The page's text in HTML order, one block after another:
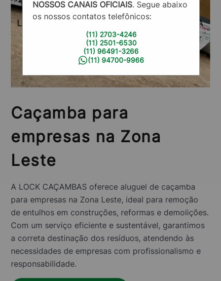
NOSSOS CANAIS OFICIAIS. Segue abaixo
os nossos contatos telefônicos:
(11) 2703-4246
(11) 2501-6530
(11) 96491-3266
(11) 94700-9966
Caçamba para
empresas na Zona
Leste
A LOCK CAÇAMBAS oferece aluguel de caçamba
para empresas na Zona Leste, ideal para remoção
de entulhos em construções, reformas e demolições.
Com um serviço eficiente e sustentável, garantimos
a correta destinação dos resíduos, atendendo às
necessidades de empresas com profissionalismo e
responsabilidade.